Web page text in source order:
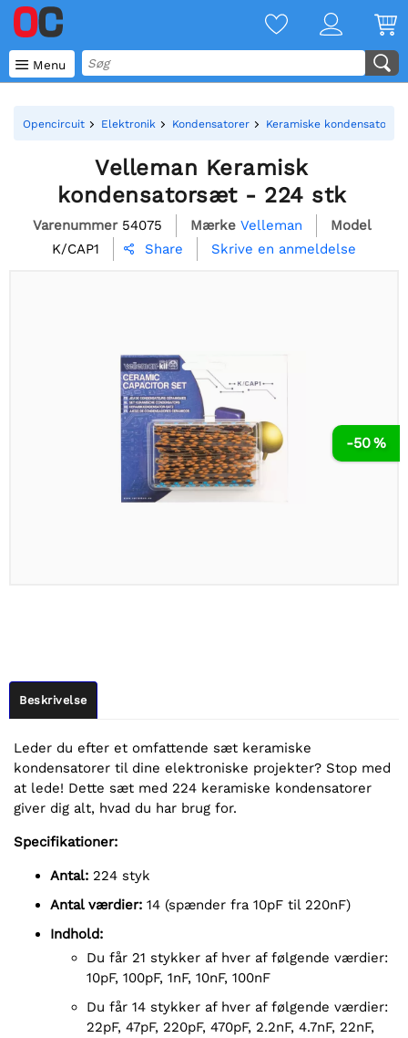
 Menu
Opencircuit Elektronik Kondensatorer Keramiske kondensatorer
Velleman Keramisk
kondensatorsæt - 224 stk
Varenummer 54075 Mærke Velleman
Model
K/CAP1
 Share Skrive en anmeldelse
-50 %
Beskrivelse
Leder du efter et omfattende sæt keramiske
kondensatorer til dine elektroniske projekter? Stop med
at lede! Dette sæt med 224 keramiske kondensatorer
giver dig alt, hvad du har brug for.
Specifikationer:
Antal: 224 styk
Antal værdier: 14 (spænder fra 10pF til 220nF)
Indhold:
Du får 21 stykker af hver af følgende værdier:
10pF, 100pF, 1nF, 10nF, 100nF
Du får 14 stykker af hver af følgende værdier:
22pF, 47pF, 220pF, 470pF, 2.2nF, 4.7nF, 22nF,